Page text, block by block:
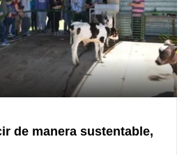
de manera sustentable,